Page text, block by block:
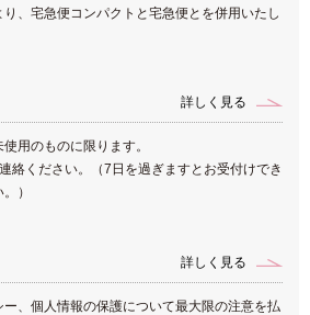
、宅急便コンパクトと宅急便とを併用いたし
詳しく見る
用のものに限ります。
絡ください。（7日を過ぎますとお受付けでき
）
詳しく見る
、個人情報の保護について最大限の注意を払